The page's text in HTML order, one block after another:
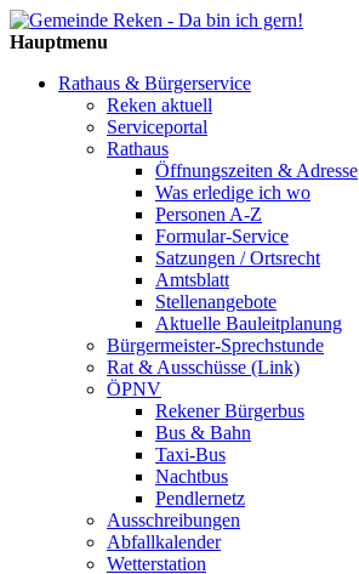
Hauptmenu
Rathaus & Bürgerservice
Reken aktuell
Serviceportal
Rathaus
Öffnungszeiten & Adresse
Was erledige ich wo
Personen A-Z
Formular-Service
Satzungen / Ortsrecht
Amtsblatt
Stellenangebote
Aktuelle Bauleitplanung
Bürgermeister-Sprechstunde
Rat & Ausschüsse (Link)
ÖPNV
Rekener Bürgerbus
Bus & Bahn
Taxi-Bus
Nachtbus
Pendlernetz
Ausschreibungen
Abfallkalender
Wetterstation